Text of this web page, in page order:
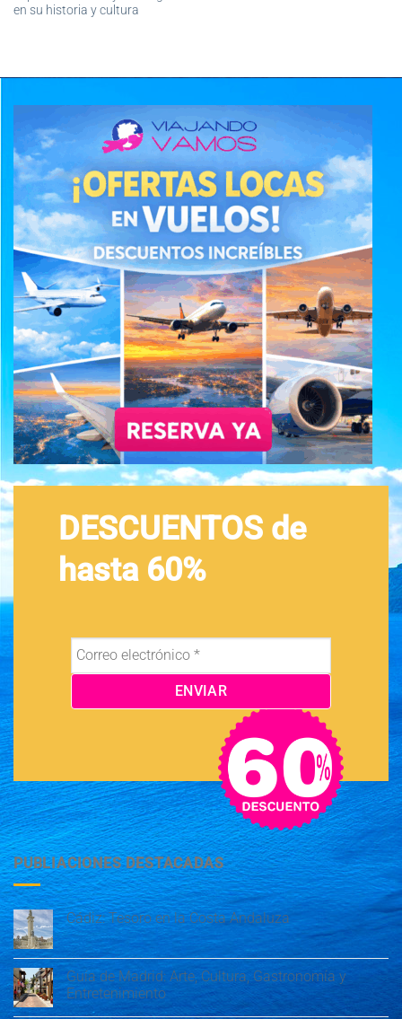
en su historia y cultura
DESCUENTOS de
hasta 60%
PUBLIACIONES DESTACADAS
Cádiz: Tesoro en la Costa Andaluza
Guía de Madrid: Arte, Cultura, Gastronomía y
Entretenimiento